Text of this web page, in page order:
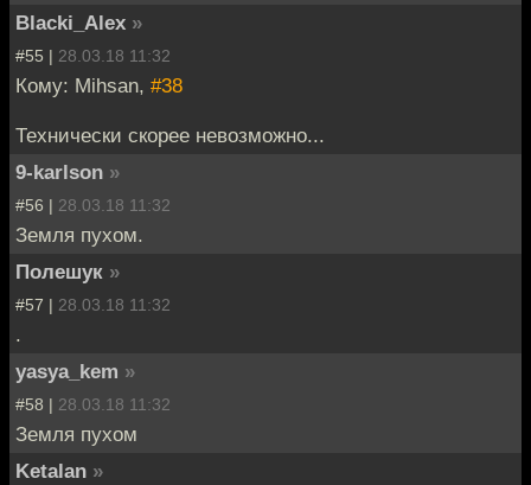
Blacki_Alex »
#55 | 28.03.18 11:32
Кому: Mihsan, #38
Технически скорее невозможно...
9-karlson »
#56 | 28.03.18 11:32
Земля пухом.
Полешук »
#57 | 28.03.18 11:32
.
yasya_kem »
#58 | 28.03.18 11:32
Земля пухом
Ketalan »